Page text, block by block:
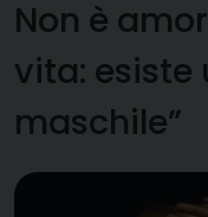
Non è
vita: esiste
maschile”